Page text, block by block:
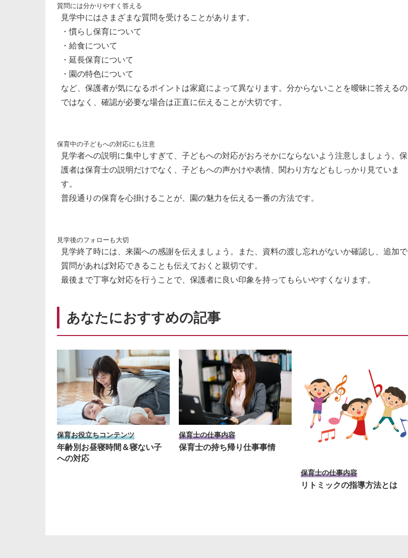
質問には分かりやすく答える
見学中にはさまざまな質問を受けることがあります。
・慣らし保育について
・給食について
・延長保育について
・園の特色について
など、保護者が気になるポイントは家庭によって異なります。分からないことを曖昧に答えるの
ではなく、確認が必要な場合は正直に伝えることが大切です。
保育中の子どもへの対応にも注意
見学者への説明に集中しすぎて、子どもへの対応がおろそかにならないよう注意しましょう。保
護者は保育士の説明だけでなく、子どもへの声かけや表情、関わり方などもしっかり見ていま
す。
普段通りの保育を心掛けることが、園の魅力を伝える一番の方法です。
見学後のフォローも大切
見学終了時には、来園への感謝を伝えましょう。また、資料の渡し忘れがないか確認し、追加で
質問があれば対応できることも伝えておくと親切です。
最後まで丁寧な対応を行うことで、保護者に良い印象を持ってもらいやすくなります。
あなたにおすすめの記事
保育お役立ちコンテンツ
年齢別お昼寝時間＆寝ない子
への対応
保育士の仕事内容
保育士の持ち帰り仕事事情
保育士の仕事内容
リトミックの指導方法とは